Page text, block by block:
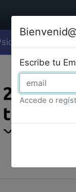
Escribe tu
Accede o